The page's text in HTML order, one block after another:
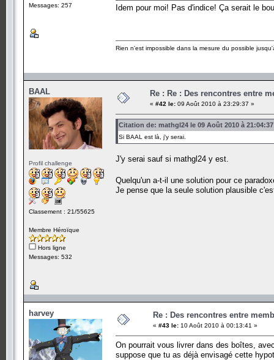
Messages: 257
Idem pour moi! Pas d'indice! Ça serait le
Rien n'est impossible dans la mesure du possible
BAAL
Profil challenge
Classement : 21/55625
Membre Héroïque
Hors ligne
Messages: 532
Re : Re : Des rencontres entre
« #42 le: 09 Août 2010 à 23:29:37 »
Citation de: mathgl24 le 09 Août 2010 à 21:04:37
Si BAAL est là, j'y serai.
J'y serai sauf si mathgl24 y est.
Quelqu'un a-t-il une solution pour ce
Je pense que la seule solution plausible
harvey Re : Des rencontres entre
« #43 le: 10 Août 2010 à 00:13:41 »
On pourrait vous livrer dans des boîtes,
suppose que tu as déjà envisagé cette